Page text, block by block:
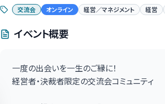
交流会 オンライン 経営／マネジメント 経営
イベント概要
一度の出会いを一生のご縁に！
経営者・決裁者限定の交流会コミュニティ